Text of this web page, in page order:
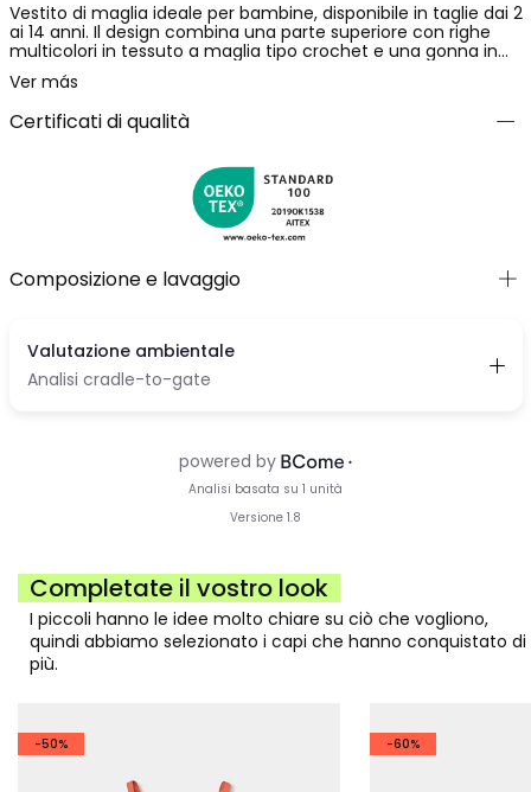
Vestito di maglia ideale per bambine, disponibile in taglie dai 2
ai 14 anni. Il design combina una parte superiore con righe
multicolori in tessuto a maglia tipo crochet e una gonna in
maglia liscia di colore prugna. Il top ha spalline sottili, perfetto
per i giorni caldi, offre comfort e stile. Il materiale leggero e
traspirante lo rende ideale per abbinare con giacche leggere
o accessori colorati, perfetto per occasioni casual o più
al guardaroba di qualsiasi bambina.
Ver más
Certificati di qualità
Composizione e lavaggio
Completate il vostro look
I piccoli hanno le idee molto chiare su ciò che vogliono,
quindi abbiamo selezionato i capi che hanno conquistato di
più.
-50% -60%